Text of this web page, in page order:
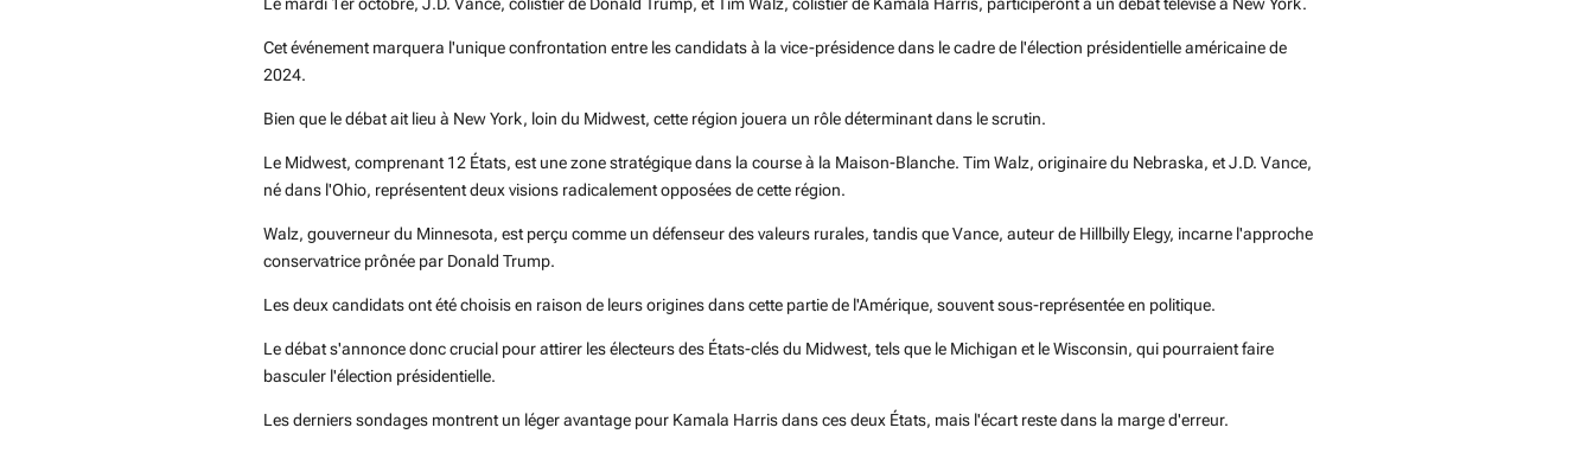
Cet événement marquera l'unique confrontation entre les candidats à la vice-présidence dans le cadre de l'élection présidentielle américaine de
2024.
Bien que le débat ait lieu à New York, loin du Midwest, cette région jouera un rôle déterminant dans le scrutin.
Le Midwest, comprenant 12 États, est une zone stratégique dans la course à la Maison-Blanche. Tim Walz, originaire du Nebraska, et J.D. Vance,
né dans l'Ohio, représentent deux visions radicalement opposées de cette région.
Walz, gouverneur du Minnesota, est perçu comme un défenseur des valeurs rurales, tandis que Vance, auteur de Hillbilly Elegy, incarne l'approche
conservatrice prônée par Donald Trump.
Les deux candidats ont été choisis en raison de leurs origines dans cette partie de l'Amérique, souvent sous-représentée en politique.
Le débat s'annonce donc crucial pour attirer les électeurs des États-clés du Midwest, tels que le Michigan et le Wisconsin, qui pourraient faire
basculer l'élection présidentielle.
Les derniers sondages montrent un léger avantage pour Kamala Harris dans ces deux États, mais l'écart reste dans la marge d'erreur.